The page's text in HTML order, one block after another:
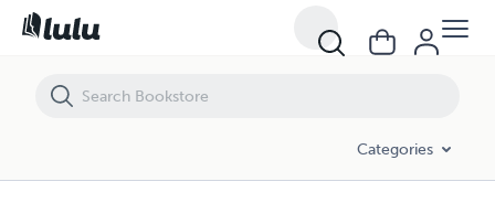
Categories
le donne degli altri n° 2